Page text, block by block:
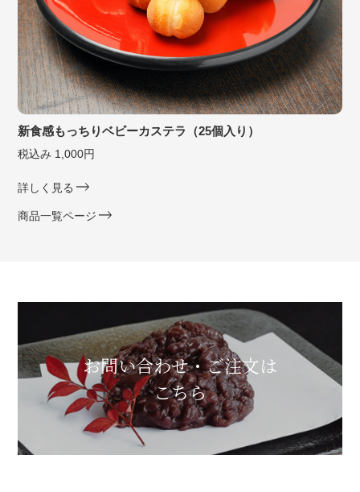
新食感もっちりベビーカステラ（25個入り）
税込み 1,000円
詳しく見る
商品一覧ページ
お問い合わせ・ご注文は
こちら